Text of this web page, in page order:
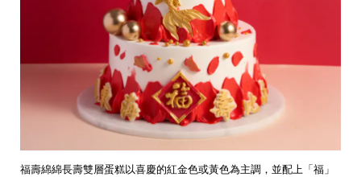
福壽綿綿長壽雙層蛋糕以喜慶的紅金色或黃色為主調，並配上「福」